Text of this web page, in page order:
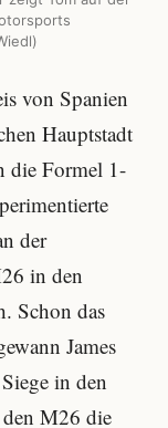
von Spanien
Hauptstadt
die Formel 1-
der
in den
Schon das
James
in den
M26 die